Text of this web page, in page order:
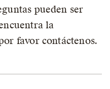
pueden ser
la
favor contáctenos.